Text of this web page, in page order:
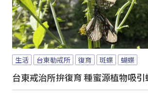
生活 台東勒戒所 復育 斑蝶 蝴蝶
台東戒治所拚復育 種蜜源植物吸引